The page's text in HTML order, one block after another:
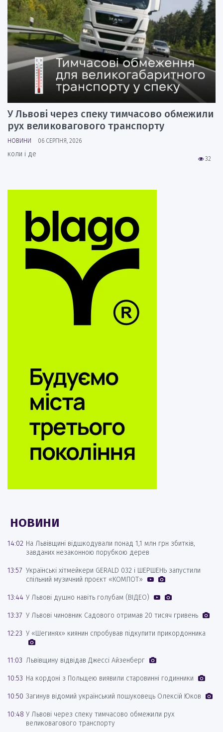
У Львові через спеку тимчасово обмежили
рух великовагового транспорту
НОВИНИ 06 СЕРПНЯ, 2026
32
коли і де
НОВИНИ
14:02 На Львівщині відшкодували понад 1,1 млн грн збитків,
завданих незаконною порубкою дерев
13:57 Українські хітмейкери GERALD 032 і ШЕРШЕНЬ запустили
спільний музичний проєкт «КОМПОТ»
13:44 У Львові душно навіть голубам (ВІДЕО)
13:37 У Львові чиновник Садового отримав 20 тисяч гривень
12:23 У «Шегинях» киянин спробував підкупити прикордонника
11:03 Львівщину відвідав Джессі Айзенберг
10:53 На кордоні з Польщею виявили старовинні годинники
10:50 Загинув відомий український пошуковець Олексій Юков
10:48 У Львові через спеку тимчасово обмежили рух
великовагового транспорту